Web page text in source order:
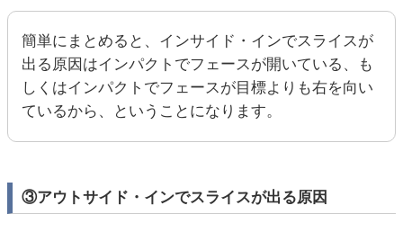
簡単にまとめると、インサイド・インでスライスが
出る原因はインパクトでフェースが開いている、も
しくはインパクトでフェースが目標よりも右を向い
ているから、ということになります。
③アウトサイド・インでスライスが出る原因